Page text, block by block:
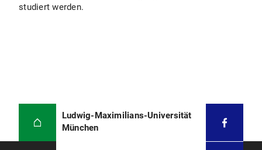
studiert werden.
Ludwig-Maximilians-Universität
München